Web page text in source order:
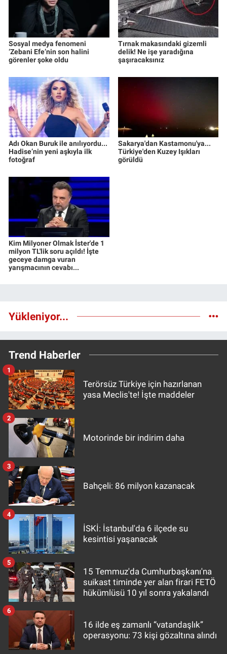
Sosyal medya fenomeni
‘Zebani Efe’nin son halini
görenler şoke oldu
Tırnak makasındaki gizemli
delik! Ne işe yaradığına
şaşıracaksınız
Adı Okan Buruk ile anılıyordu...
Hadise’nin yeni aşkıyla ilk
fotoğraf
Sakarya'dan Kastamonu'ya...
Türkiye'den Kuzey Işıkları
görüldü
Kim Milyoner Olmak İster'de 1
milyon TL'lik soru açıldı! İşte
geceye damga vuran
yarışmacının cevabı...
Yükleniyor...
Trend Haberler
Terörsüz Türkiye için hazırlanan
yasa Meclis'te! İşte maddeler
1
Motorinde bir indirim daha
2
Bahçeli: 86 milyon kazanacak
3
İSKİ: İstanbul'da 6 ilçede su
kesintisi yaşanacak
4
15 Temmuz'da Cumhurbaşkanı'na
suikast timinde yer alan firari FETÖ
hükümlüsü 10 yıl sonra yakalandı
5
16 ilde eş zamanlı “vatandaşlık”
operasyonu: 73 kişi gözaltına alındı
6